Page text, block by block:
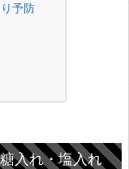
予防
入れ・塩入れ